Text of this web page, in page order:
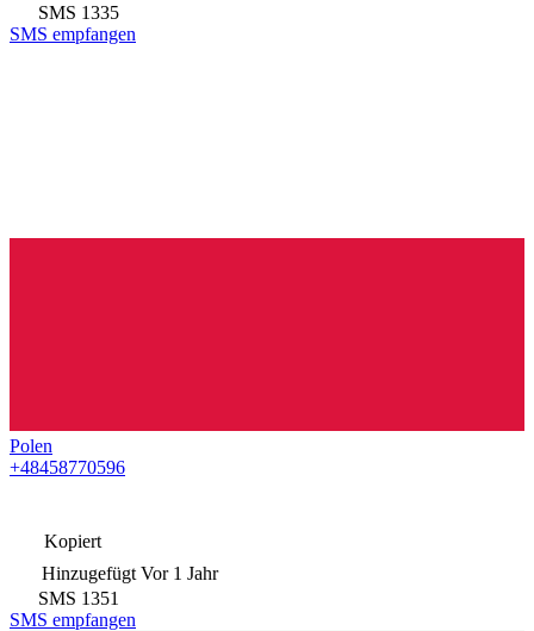
SMS 1335
SMS empfangen
Polen
+48458770596
Kopiert
Hinzugefügt Vor 1 Jahr
SMS 1351
SMS empfangen